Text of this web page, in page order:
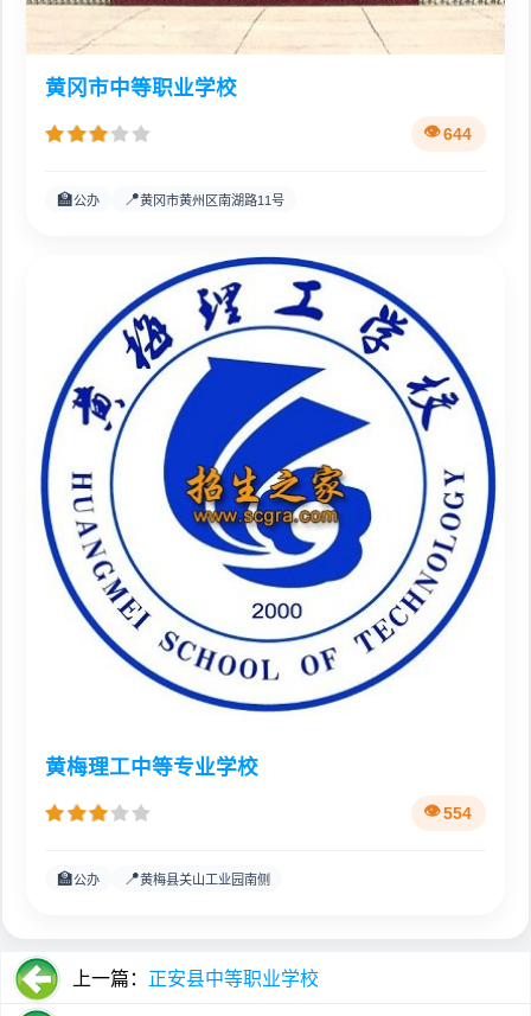
黄冈市中等职业学校
644
🏫公办 📍黄冈市黄州区南湖路11号
黄梅理工中等专业学校
554
🏫公办 📍黄梅县关山工业园南侧
上一篇： 正安县中等职业学校